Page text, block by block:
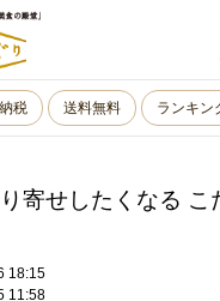
税 送料無料 ランキン
寄せしたくなる こ
18:15
11:58